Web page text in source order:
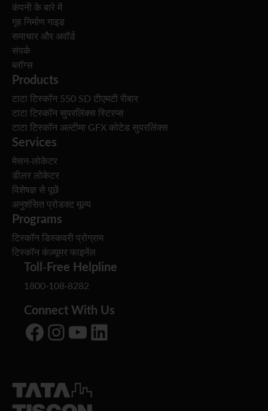
कंपनी के बारे में
गृह निर्माण गाइड
समाचार और अवॉर्ड
संपर्क
ब्लॉग्स
Products
टाटा टिस्कॉन 550 SD टीएमटी रीबार
टाटा टिस्कॉन सुपरलिंक्स स्टिरप्स
टाटा टिस्कॉन अल्टीमा GFX कोटेड सुपरलिंक्स
Services
मेसन-लोकेटर
डीलर लोकेटर
विशेषज्ञ से पूछें
अनुशंसित प्रोडक्ट मूल्य
Programs
टिस्कॉन डिस्कवरी प्रोग्राम
टिस्कॉन कंज़्यूमर फाइनेंल
Toll-Free Helpline
1800-108-8282
Connect With Us
Facebook Instagram YouTube LinkedIn